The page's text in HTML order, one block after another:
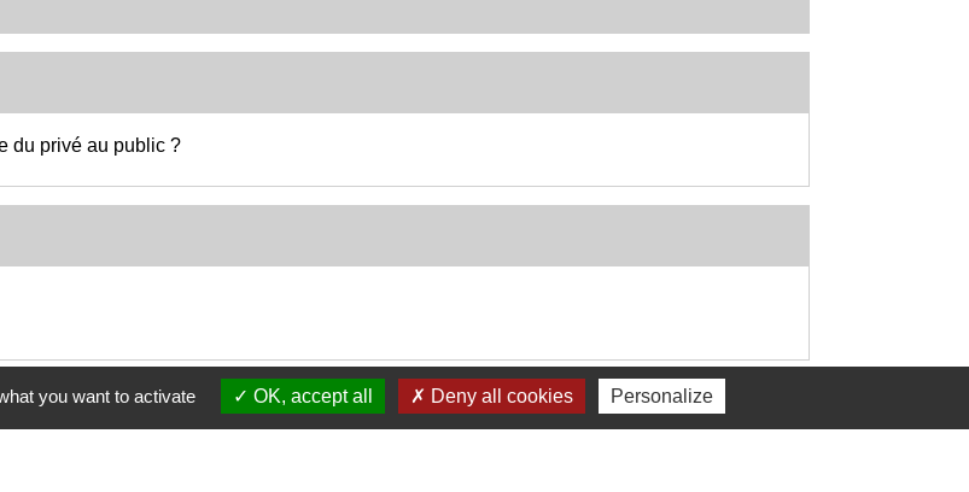
du privé au public ?
Signaler une erreur sur cette page
you want to activate OK, accept all Deny all cookies Personalize